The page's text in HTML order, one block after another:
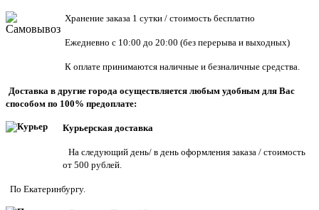
Хранение заказа 1 сутки / стоимость бесплатно
Ежедневно с 10:00 до 20:00 (без перерыва и выходных)
К оплате принимаются наличные и безналичные средства.
Доставка в другие города осуществляется любым удобным для Вас
способом по 100% предоплате:
Курьерская доставка
На следующий день/ в день оформления заказа / стоимость
от 500 рублей.
По Екатеринбургу.